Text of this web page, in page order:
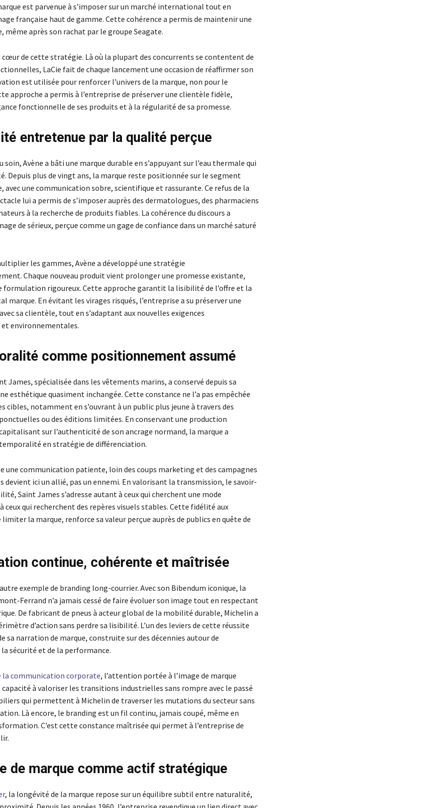
est parvenue à s’imposer sur un marché international tout en
française haut de gamme. Cette cohérence a permis de maintenir une
même après son rachat par le groupe Seagate.
cœur de cette stratégie. Là où la plupart des concurrents se contentent de
LaCie fait de chaque lancement une occasion de réaffirmer son
est utilisée pour renforcer l’univers de la marque, non pour le
approche a permis à l’entreprise de préserver une clientèle fidèle,
fonctionnelle de ses produits et à la régularité de sa promesse.
entretenue par la qualité perçue
soin, Avène a bâti une marque durable en s’appuyant sur l’eau thermale qui
Depuis plus de vingt ans, la marque reste positionnée sur le segment
avec une communication sobre, scientifique et rassurante. Ce refus de la
lui a permis de s’imposer auprès des dermatologues, des pharmaciens
à la recherche de produits fiables. La cohérence du discours a
de sérieux, perçue comme un gage de confiance dans un marché saturé
les gammes, Avène a développé une stratégie
Chaque nouveau produit vient prolonger une promesse existante,
formulation rigoureux. Cette approche garantit la lisibilité de l’offre et la
marque. En évitant les virages risqués, l’entreprise a su préserver une
sa clientèle, tout en s’adaptant aux nouvelles exigences
environnementales.
comme positionnement assumé
James, spécialisée dans les vêtements marins, a conservé depuis sa
esthétique quasiment inchangée. Cette constance ne l’a pas empêchée
cibles, notamment en s’ouvrant à un public plus jeune à travers des
ou des éditions limitées. En conservant une production
sur l’authenticité de son ancrage normand, la marque a
en stratégie de différenciation.
une communication patiente, loin des coups marketing et des campagnes
devient ici un allié, pas un ennemi. En valorisant la transmission, le savoir-
Saint James s’adresse autant à ceux qui cherchent une mode
ceux qui recherchent des repères visuels stables. Cette fidélité aux
la marque, renforce sa valeur perçue auprès de publics en quête de
continue, cohérente et maîtrisée
exemple de branding long-courrier. Avec son Bibendum iconique, la
Ferrand n’a jamais cessé de faire évoluer son image tout en respectant
De fabricant de pneus à acteur global de la mobilité durable, Michelin a
d’action sans perdre sa lisibilité. L’un des leviers de cette réussite
sa narration de marque, construite sur des décennies autour de
sécurité et de la performance.
la communication corporate, l’attention portée à l’image de marque
à valoriser les transitions industrielles sans rompre avec le passé
qui permettent à Michelin de traverser les mutations du secteur sans
Là encore, le branding est un fil continu, jamais coupé, même en
C’est cette constance maîtrisée qui permet à l’entreprise de
de marque comme actif stratégique
, la longévité de la marque repose sur un équilibre subtil entre naturalité,